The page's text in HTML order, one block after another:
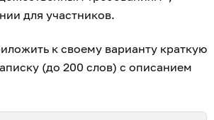
для участников.
к своему варианту краткую
(до 200 слов) с описанием